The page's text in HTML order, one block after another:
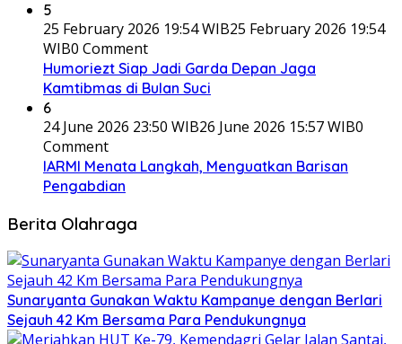
5
25 February 2026 19:54 WIB25 February 2026 19:54
WIB0 Comment
Humoriezt Siap Jadi Garda Depan Jaga
Kamtibmas di Bulan Suci
6
24 June 2026 23:50 WIB26 June 2026 15:57 WIB0
Comment
IARMI Menata Langkah, Menguatkan Barisan
Pengabdian
Berita Olahraga
Sunaryanta Gunakan Waktu Kampanye dengan Berlari
Sejauh 42 Km Bersama Para Pendukungnya